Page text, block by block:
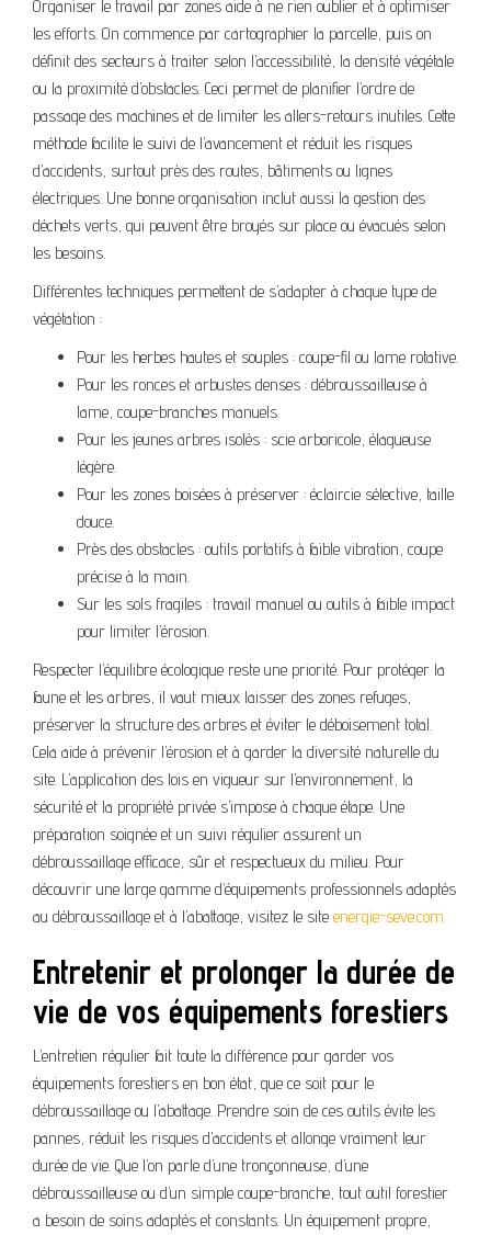
Organiser le travail par zones aide à ne rien oublier et à optimiser
les efforts. On commence par cartographier la parcelle, puis on
définit des secteurs à traiter selon l’accessibilité, la densité végétale
ou la proximité d’obstacles. Ceci permet de planifier l’ordre de
passage des machines et de limiter les allers-retours inutiles. Cette
méthode facilite le suivi de l’avancement et réduit les risques
d’accidents, surtout près des routes, bâtiments ou lignes
électriques. Une bonne organisation inclut aussi la gestion des
déchets verts, qui peuvent être broyés sur place ou évacués selon
les besoins.
Différentes techniques permettent de s’adapter à chaque type de
végétation :
Pour les herbes hautes et souples : coupe-fil ou lame rotative.
Pour les ronces et arbustes denses : débroussailleuse à
lame, coupe-branches manuels.
Pour les jeunes arbres isolés : scie arboricole, élagueuse
légère.
Pour les zones boisées à préserver : éclaircie sélective, taille
douce.
Près des obstacles : outils portatifs à faible vibration, coupe
précise à la main.
Sur les sols fragiles : travail manuel ou outils à faible impact
pour limiter l’érosion.
Respecter l’équilibre écologique reste une priorité. Pour protéger la
faune et les arbres, il vaut mieux laisser des zones refuges,
préserver la structure des arbres et éviter le déboisement total.
Cela aide à prévenir l’érosion et à garder la diversité naturelle du
site. L’application des lois en vigueur sur l’environnement, la
sécurité et la propriété privée s’impose à chaque étape. Une
préparation soignée et un suivi régulier assurent un
débroussaillage efficace, sûr et respectueux du milieu. Pour
découvrir une large gamme d’équipements professionnels adaptés
au débroussaillage et à l’abattage, visitez le site energie-seve.com
Entretenir et prolonger la durée de
vie de vos équipements forestiers
L’entretien régulier fait toute la différence pour garder vos
équipements forestiers en bon état, que ce soit pour le
débroussaillage ou l’abattage. Prendre soin de ces outils évite les
pannes, réduit les risques d’accidents et allonge vraiment leur
durée de vie. Que l’on parle d’une tronçonneuse, d’une
débroussailleuse ou d’un simple coupe-branche, tout outil forestier
a besoin de soins adaptés et constants. Un équipement propre,